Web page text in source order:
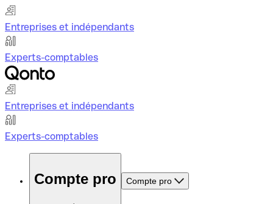
Entreprises et indépendants
Experts-comptables
Entreprises et indépendants
Experts-comptables
Compte pro Compte pro